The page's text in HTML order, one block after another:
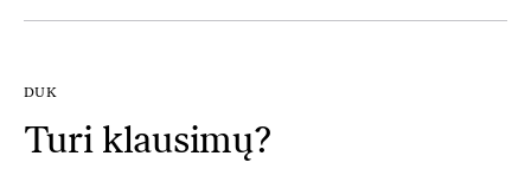
DUK
Turi klausimų?